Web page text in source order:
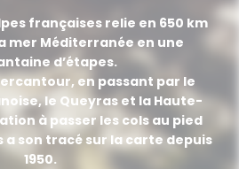
françaises relie en 650 km
mer Méditerranée en une
d’étapes.
en passant par le
le Queyras et la Haute-
à passer les cols au pied
a son tracé sur la carte depuis
1950.